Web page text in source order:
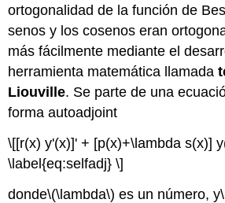
ortogonalidad de la función de
senos y los cosenos eran
más fácilmente mediante el
herramienta matemática llamada
Liouville. Se parte de una
forma autoadjoint
\[[r(x) y'(x)]' + [p(x)+\lambda s(x)]
\label{eq:selfadj} \]
donde\(\lambda\) es un número, y